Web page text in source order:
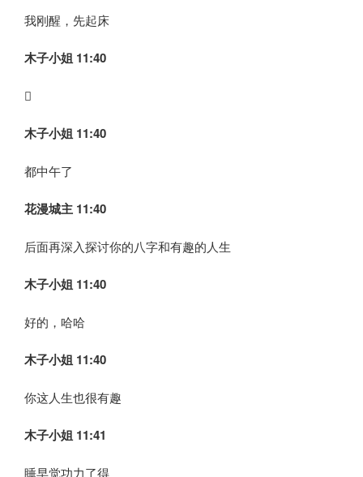
我刚醒，先起床
木子小姐 11:40

木子小姐 11:40
都中午了
花漫城主 11:40
后面再深入探讨你的八字和有趣的人生
木子小姐 11:40
好的，哈哈
木子小姐 11:40
你这人生也很有趣
木子小姐 11:41
睡早觉功力了得